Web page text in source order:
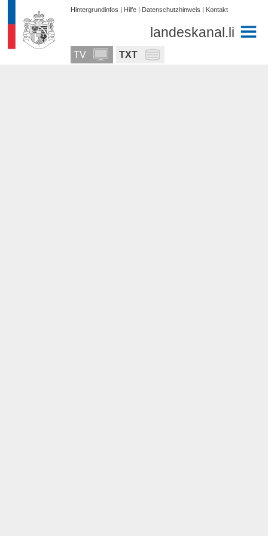
Hintergrundinfos | Hilfe | Datenschutzhinweis | Kontakt
landeskanal.li
TV TXT